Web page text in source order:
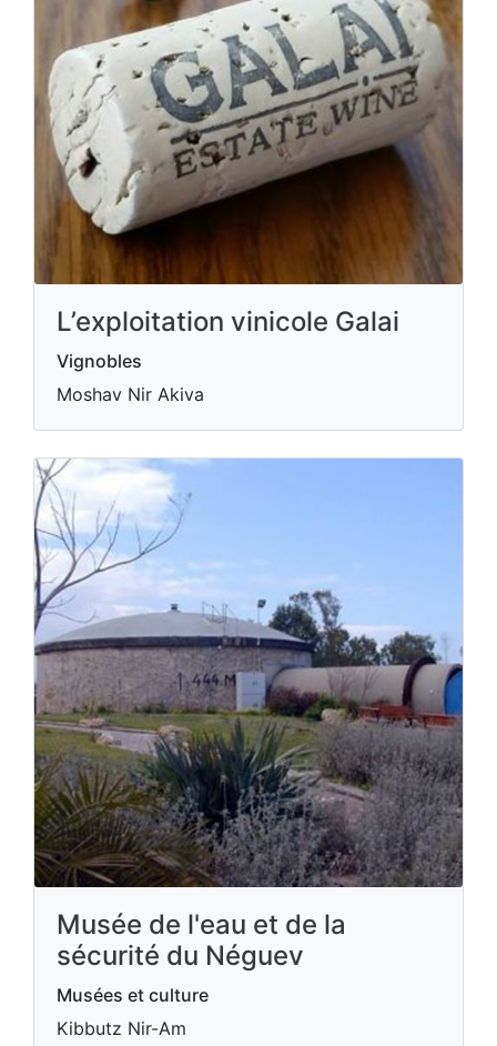
L’exploitation vinicole Galai
Vignobles
Moshav Nir Akiva
Musée de l'eau et de la
sécurité du Néguev
Musées et culture
Kibbutz Nir-Am